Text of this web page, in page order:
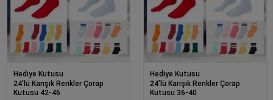
Hediye Kutusu
24’lü Karışık Renkler Çorap
Kutusu 42-46
Hediye Kutusu
24’lü Karışık Renkler Çorap
Kutusu 36-40